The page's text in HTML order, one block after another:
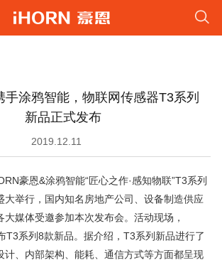
手涂鸦智能，物联网传感器T3系列
新品正式发布
2019.12.11
豪恩&涂鸦智能“匠心之作·感知物联”T3系列
大举行，国内知名房地产公司、设备制造供应
媒体受邀参加本次发布会。活动现场，
T3系列8款新品。据介绍，T3系列新品进行了
计、内部架构、能耗、通信方式等方面都呈现